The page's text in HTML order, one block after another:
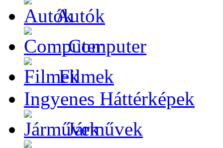
Autók
Computer
Filmek
Ingyenes Háttérképek
Járművek